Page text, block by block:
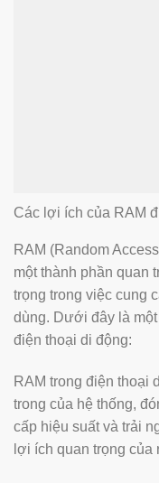
Các lợi ích của RAM
RAM (Random
một thành phần quan
trọng trong việc cung
dùng. Dưới đây là
điện thoại di động:
RAM trong điện thoại
trong của hệ thống,
cấp hiệu suất và trải
lợi ích quan trọng của